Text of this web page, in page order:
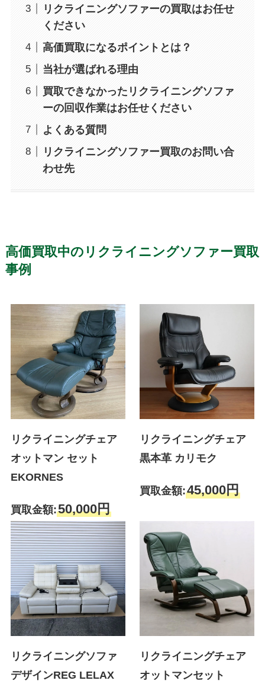
リクライニングソファーの買取はお任せ
ください
高価買取になるポイントとは？
当社が選ばれる理由
買取できなかったリクライニングソファ
ーの回収作業はお任せください
よくある質問
リクライニングソファー買取のお問い合
わせ先
高価買取中のリクライニングソファー買取
事例
リクライニングチェア
オットマン セット
EKORNES
買取金額:50,000円
リクライニングチェア
黒本革 カリモク
買取金額:45,000円
リクライニングソファ
デザインREG LELAX
リクライニングチェア
オットマンセット